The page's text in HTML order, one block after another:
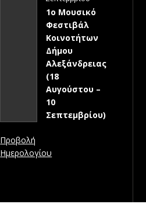
1ο Μουσικό
Φεστιβάλ
Κοινοτήτων
Δήμου
Αλεξάνδρειας
(18
Αυγούστου –
10
Σεπτεμβρίου)